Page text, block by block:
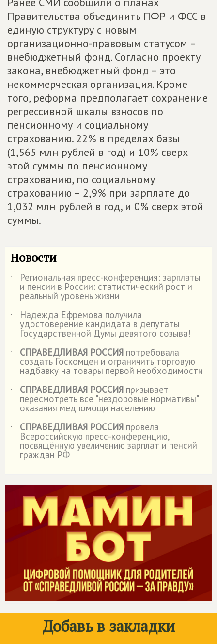
Правительства объединить ПФР и ФСС в
единую структуру с новым
организационно-правовым статусом –
внебюджетный фонд. Согласно проекту
закона, внебюджетный фонд – это
некоммерческая организация. Кроме
того, реформа предполагает сохранение
регрессивной шкалы взносов по
пенсионному и социальному
страхованию. 22% в пределах базы
(1,565 млн рублей в год) и 10% сверх
этой суммы по пенсионному
страхованию, по социальному
страхованию – 2,9% при зарплате до
1,032 млн рублей в год, и 0% сверх этой
суммы.
Новости
˙ Региональная пресс-конференция: зарплаты
и пенсии в России: статистический рост и
реальный уровень жизни
˙
Надежда Ефремова получила
удостоверение кандидата в депутаты
Государственной Думы девятого созыва!
˙
СПРАВЕДЛИВАЯ РОССИЯ потребовала
создать Госкомцен и ограничить торговую
надбавку на товары первой необходимости
˙
СПРАВЕДЛИВАЯ РОССИЯ призывает
пересмотреть все "нездоровые нормативы"
оказания медпомощи населению
˙
СПРАВЕДЛИВАЯ РОССИЯ провела
Всероссийскую пресс-конференцию,
посвящённую увеличению зарплат и пенсий
граждан РФ
Добавь в закладки